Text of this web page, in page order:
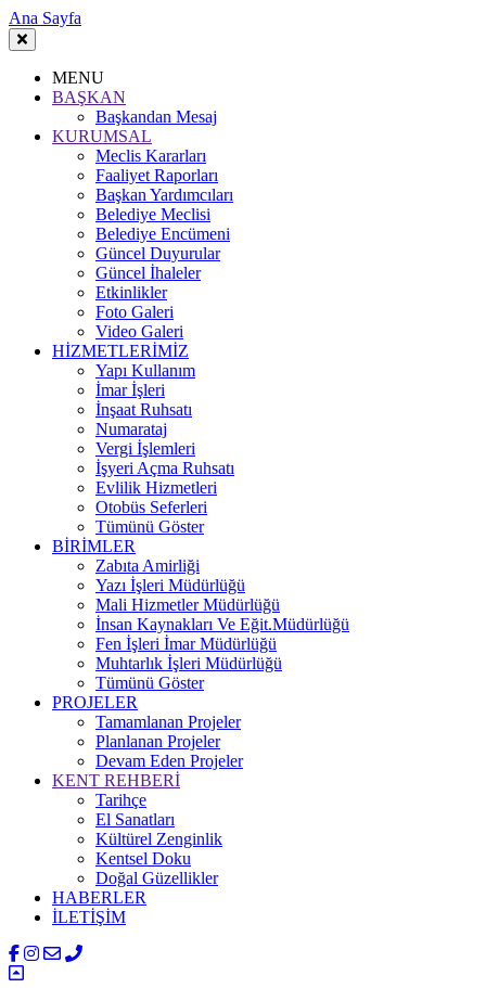
Ana Sayfa
MENU
BAŞKAN
Başkandan Mesaj
KURUMSAL
Meclis Kararları
Faaliyet Raporları
Başkan Yardımcıları
Belediye Meclisi
Belediye Encümeni
Güncel Duyurular
Güncel İhaleler
Etkinlikler
Foto Galeri
Video Galeri
HİZMETLERİMİZ
Yapı Kullanım
İmar İşleri
İnşaat Ruhsatı
Numarataj
Vergi İşlemleri
İşyeri Açma Ruhsatı
Evlilik Hizmetleri
Otobüs Seferleri
Tümünü Göster
BİRİMLER
Zabıta Amirliği
Yazı İşleri Müdürlüğü
Mali Hizmetler Müdürlüğü
İnsan Kaynakları Ve Eğit.Müdürlüğü
Fen İşleri İmar Müdürlüğü
Muhtarlık İşleri Müdürlüğü
Tümünü Göster
PROJELER
Tamamlanan Projeler
Planlanan Projeler
Devam Eden Projeler
KENT REHBERİ
Tarihçe
El Sanatları
Kültürel Zenginlik
Kentsel Doku
Doğal Güzellikler
HABERLER
İLETİŞİM